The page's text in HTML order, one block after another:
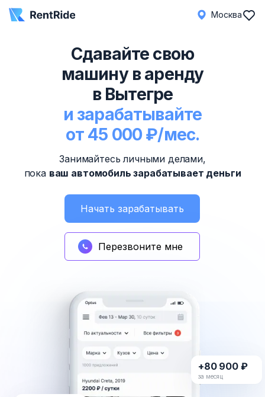
Москва
Сдавайте свою
машину в аренду
в Вытегре
и зарабатывайте
от 45 000 ₽/мес.
Занимайтесь личными делами,
пока ваш автомобиль зарабатывает деньги
Начать зарабатывать
Перезвоните мне
+80 900 ₽
за месяц